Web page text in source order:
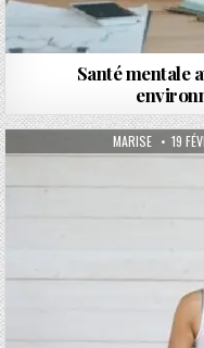
Santé mentale
AUTHOR:
MARISE 19